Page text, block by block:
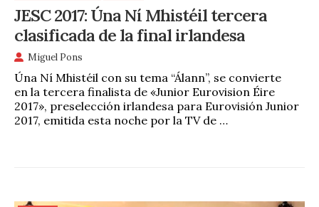
JESC 2017: Úna Ní Mhistéil tercera
clasificada de la final irlandesa
Miguel Pons
Úna Ní Mhistéil con su tema “Álann”, se convierte
en la tercera finalista de «Junior Eurovision Éire
2017», preselección irlandesa para Eurovisión Junior
2017, emitida esta noche por la TV de …